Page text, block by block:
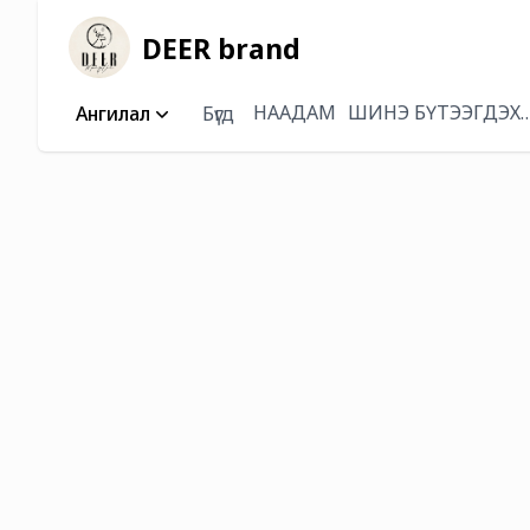
DEER brand
Ангилал Бүгд НААДАМ ШИНЭ